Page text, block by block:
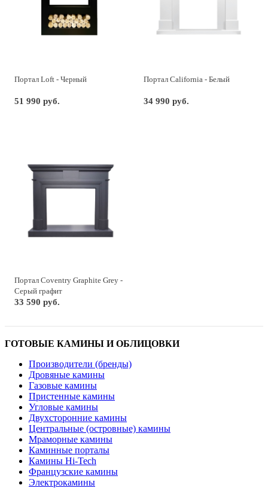
Портал Loft - Черный
51 990 руб.
Портал California - Белый
34 990 руб.
Портал Coventry Graphite Grey -
Серый графит
33 590 руб.
ГОТОВЫЕ КАМИНЫ И ОБЛИЦОВКИ
Производители (бренды)
Дровяные камины
Газовые камины
Пристенные камины
Угловые камины
Двухсторонние камины
Центральные (островные) камины
Мраморные камины
Каминные порталы
Камины Hi-Tech
Французские камины
Электрокамины